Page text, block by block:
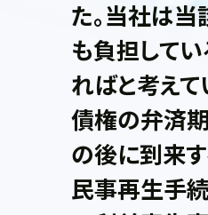
た。当社は
も負担して
ればと考えて
債権の弁済
の後に到来す
民事再生手